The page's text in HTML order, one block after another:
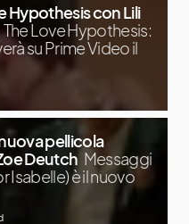
Hypothesis con Lili
The Love Hypothesis:
su Prime Video il
pellicola
Deutch Messaggi
Isabelle) è il nuovo